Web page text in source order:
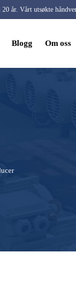
20 år. Vårt utsøkte
Blogg Om oss